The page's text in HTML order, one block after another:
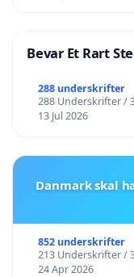
Bevar Et Rart
288 underskrifter
288 Underskrifter /
13 Jul 2026
Danmark skal
852 underskrifter
213 Underskrifter /
24 Apr 2026